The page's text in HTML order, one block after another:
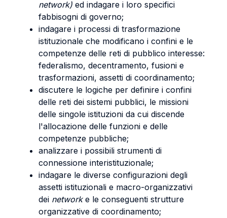
network) ed indagare i loro specifici
fabbisogni di governo;
indagare i processi di trasformazione
istituzionale che modificano i confini e le
competenze delle reti di pubblico interesse:
federalismo, decentramento, fusioni e
trasformazioni, assetti di coordinamento;
discutere le logiche per definire i confini
delle reti dei sistemi pubblici, le missioni
delle singole istituzioni da cui discende
l'allocazione delle funzioni e delle
competenze pubbliche;
analizzare i possibili strumenti di
connessione interistituzionale;
indagare le diverse configurazioni degli
assetti istituzionali e macro-organizzativi
dei networke le conseguenti strutture
organizzative di coordinamento;